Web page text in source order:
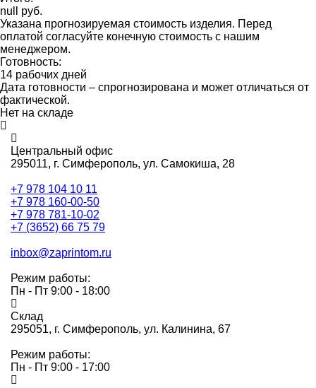
null руб.
Указана прогнозируемая стоимость изделия. Перед
оплатой согласуйте конечную стоимость с нашим
менеджером.
Готовность:
14 рабочих дней
Дата готовности – спрогнозирована и может отличаться от
фактической.
Нет на складе
Центральный офис
295011, г. Симферополь, ул. Самокиша, 28
+7 978 104 10 11
+7 978 160-00-50
+7 978 781-10-02
+7 (3652) 66 75 79
inbox@zaprintom.ru
Режим работы:
Пн - Пт 9:00 - 18:00
Склад
295051, г. Симферополь, ул. Калинина, 67
Режим работы:
Пн - Пт 9:00 - 17:00